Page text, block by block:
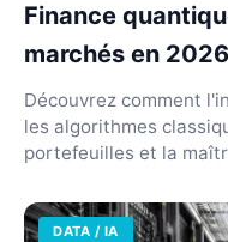
Finance
marchés en 2026
Découvrez comment
les algorithmes
portefeuilles et la
DATA / IA